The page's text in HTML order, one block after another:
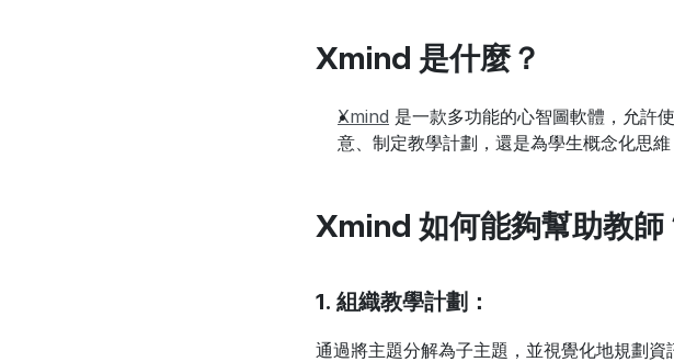
Xmind 是什麼？
Xmind 是一款多功能的心智圖軟體，允許
意、制定教學計劃，還是為學生概念化思
Xmind 如何能夠幫助教師
1. 組織教學計劃：
通過將主題分解為子主題，並視覺化地規劃資